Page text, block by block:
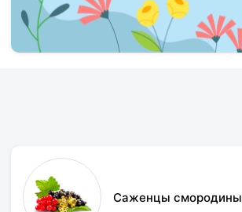
Штамбовые ягодные кусты
Средства защиты растений
Саженцы смородины